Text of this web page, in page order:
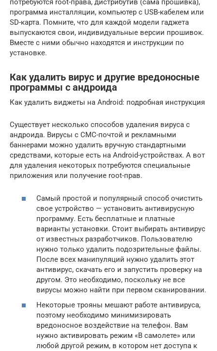
потребуются root-права, дистрибутив (сама прошивка),
программа инсталляции, компьютер с USB-кабелем или
SD-карта. Помните, что для каждой модели гаджета
выпускаются свои, индивидуальные версии прошивок.
Вместе с ними обычно находятся и инструкции по
установке.
Как удалить вирус и другие вредоносные
программы с андроида
Как удалить виджеты на Android: подробная инструкция
Существует несколько способов удаления вируса с
андроида. Вирусы с СМС-почтой и рекламными
баннерами можно удалить вручную стандартными
средствами, которые есть на Android-устройствах. А вот
для удаления некоторых потребуются специальные
приложения или получение root-прав.
Самый простой и популярный способ очистить
свое устройство — установить антивирусную
программу. Есть бесплатные и платные
варианты установки. Стоит выбирать антивирус
от известных разработчиков. Пользователю
нужно только удалить подозрительные файлы.
После всех манипуляций нужно удалить этот
антивирус, скачать его и запустить проверку на
другом. Это необходимо, поскольку не все
вирусы можно найти при первом сканировании.
Некоторые трояны мешают работе антивируса,
поэтому необходимо минимизировать
вредоносное воздействие на телефон. Вам
нужно активировать режим «В самолете» или
любой другой режим, в котором нет доступа к